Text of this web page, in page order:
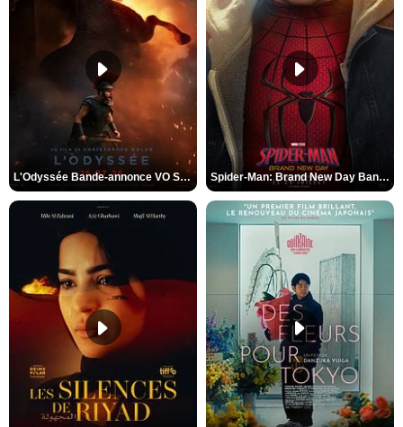
L'Odyssée Bande-annonce VO STFR Spider-Man: Brand New Day Bande-annonce VO STFR